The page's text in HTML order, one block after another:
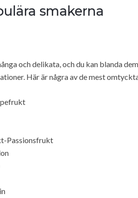
smakerna
och delikata, och du kan blanda
Här är några av de mest
Passionsfrukt